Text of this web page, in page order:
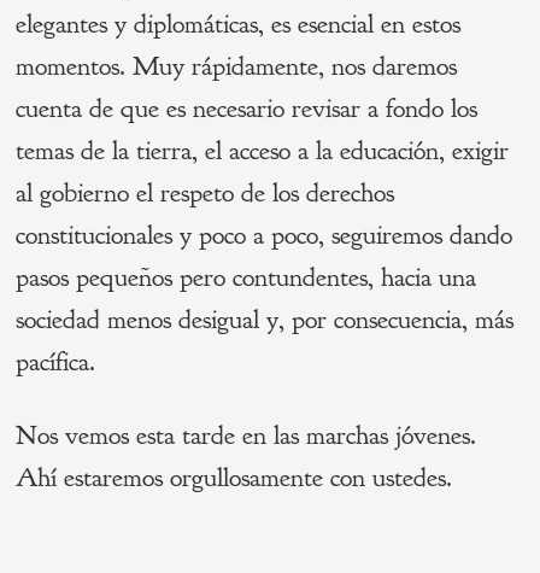
elegantes y diplomáticas, es esencial en estos
momentos. Muy rápidamente, nos daremos
cuenta de que es necesario revisar a fondo los
temas de la tierra, el acceso a la educación, exigir
al gobierno el respeto de los derechos
constitucionales y poco a poco, seguiremos dando
pasos pequeños pero contundentes, hacia una
sociedad menos desigual y, por consecuencia, más
pacífica.
Nos vemos esta tarde en las marchas jóvenes.
Ahí estaremos orgullosamente con ustedes.